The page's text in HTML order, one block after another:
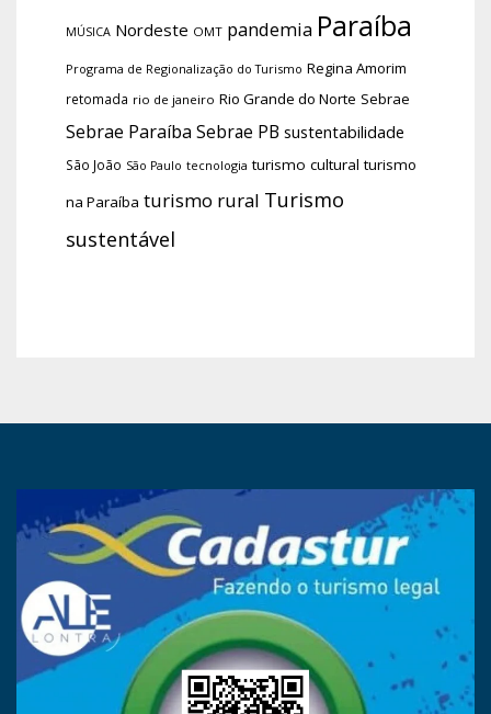
MÚSICA Nordeste OMT pandemia Paraíba
Programa de Regionalização do Turismo Regina Amorim
retomada rio de janeiro Rio Grande do Norte Sebrae
Sebrae Paraíba Sebrae PB sustentabilidade
São João São Paulo tecnologia turismo cultural turismo
na Paraíba turismo rural Turismo
sustentável